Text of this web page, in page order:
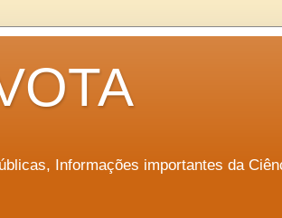
Informações importantes da